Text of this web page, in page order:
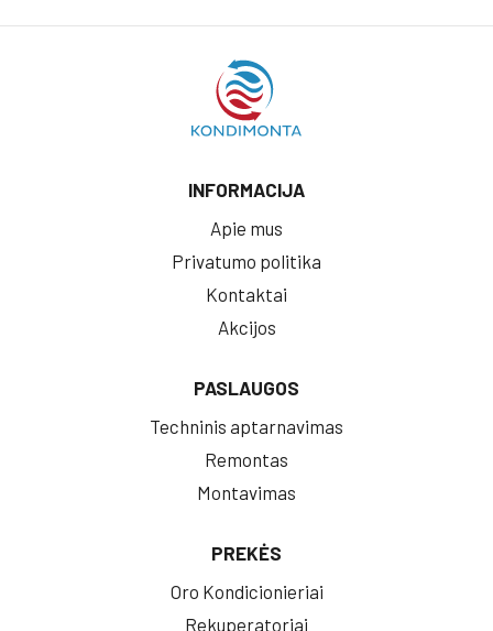
INFORMACIJA
Apie mus
Privatumo politika
Kontaktai
Akcijos
PASLAUGOS
Techninis aptarnavimas
Remontas
Montavimas
PREKĖS
Oro Kondicionieriai
Rekuperatoriai